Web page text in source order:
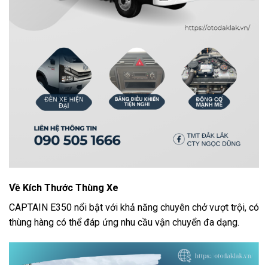
Về Kích Thước Thùng Xe
CAPTAIN E350 nổi bật với khả năng chuyên chở vượt trội, có
thùng hàng có thể đáp ứng nhu cầu vận chuyển đa dạng.